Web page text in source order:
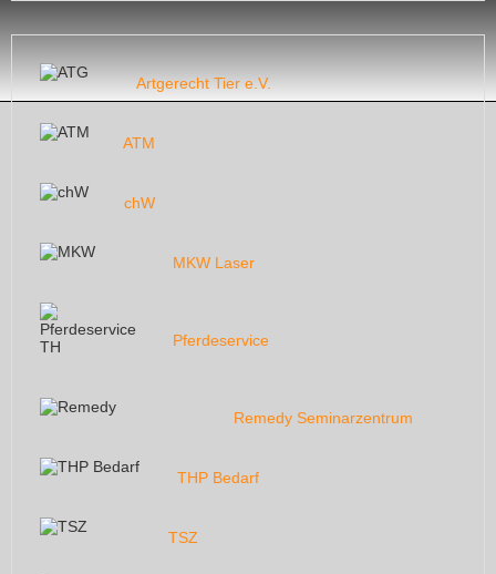
Artgerecht Tier e.V.
ATM
chW
MKW Laser
Pferdeservice
Remedy Seminarzentrum
THP Bedarf
TSZ